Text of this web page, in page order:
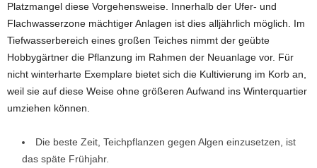
Platzmangel diese Vorgehensweise. Innerhalb der Ufer- und
Flachwasserzone mächtiger Anlagen ist dies alljährlich möglich. Im
Tiefwasserbereich eines großen Teiches nimmt der geübte
Hobbygärtner die Pflanzung im Rahmen der Neuanlage vor. Für
nicht winterharte Exemplare bietet sich die Kultivierung im Korb an,
weil sie auf diese Weise ohne größeren Aufwand ins Winterquartier
umziehen können.
Die beste Zeit, Teichpflanzen gegen Algen einzusetzen, ist
das späte Frühjahr.